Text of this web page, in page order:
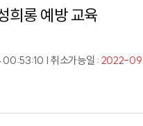
희롱 예방 교육
| 취소가능일 : 2022-